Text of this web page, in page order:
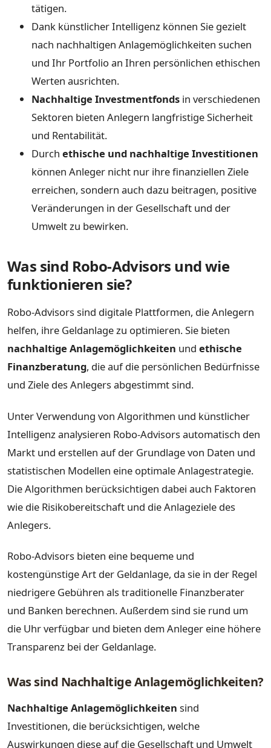
tätigen.
Dank künstlicher Intelligenz können Sie gezielt
nach nachhaltigen Anlagemöglichkeiten suchen
und Ihr Portfolio an Ihren persönlichen ethischen
Werten ausrichten.
Nachhaltige Investmentfonds in verschiedenen
Sektoren bieten Anlegern langfristige Sicherheit
und Rentabilität.
Durch ethische und nachhaltige Investitionen
können Anleger nicht nur ihre finanziellen Ziele
erreichen, sondern auch dazu beitragen, positive
Veränderungen in der Gesellschaft und der
Umwelt zu bewirken.
Was sind Robo-Advisors und wie
funktionieren sie?
Robo-Advisors sind digitale Plattformen, die Anlegern
helfen, ihre Geldanlage zu optimieren. Sie bieten
nachhaltige Anlagemöglichkeiten und ethische
Finanzberatung, die auf die persönlichen Bedürfnisse
und Ziele des Anlegers abgestimmt sind.
Unter Verwendung von Algorithmen und künstlicher
Intelligenz analysieren Robo-Advisors automatisch den
Markt und erstellen auf der Grundlage von Daten und
statistischen Modellen eine optimale Anlagestrategie.
Die Algorithmen berücksichtigen dabei auch Faktoren
wie die Risikobereitschaft und die Anlageziele des
Anlegers.
Robo-Advisors bieten eine bequeme und
kostengünstige Art der Geldanlage, da sie in der Regel
niedrigere Gebühren als traditionelle Finanzberater
und Banken berechnen. Außerdem sind sie rund um
die Uhr verfügbar und bieten dem Anleger eine höhere
Transparenz bei der Geldanlage.
Was sind Nachhaltige Anlagemöglichkeiten?
Nachhaltige Anlagemöglichkeiten sind
Investitionen, die berücksichtigen, welche
Auswirkungen diese auf die Gesellschaft und Umwelt